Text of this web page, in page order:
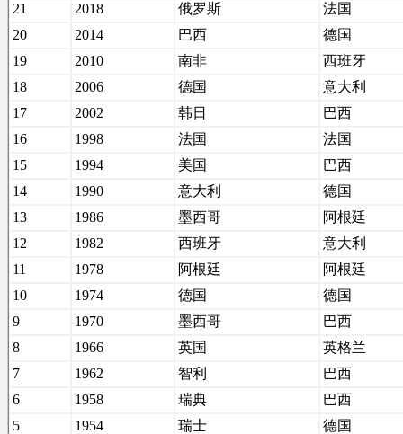
21
2018 俄罗斯
法国
20
2014 巴西
德国
19
2010 南非
西班牙
18
2006 德国
意大利
17
2002 韩日
巴西
16
1998 法国
法国
15
1994 美国
巴西
14
1990 意大利
德国
13
1986 墨西哥
阿根廷
12
1982 西班牙
意大利
11
1978 阿根廷
阿根廷
10
1974 德国
德国
9
1970 墨西哥
巴西
8
1966 英国
英格兰
7
1962 智利
巴西
6
1958 瑞典
巴西
5
1954 瑞士
德国